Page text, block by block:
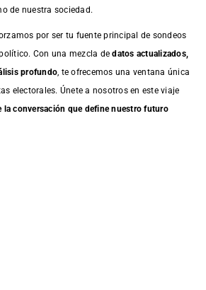
de nuestra sociedad.
por ser tu fuente principal de sondeos
Con una mezcla dedatos actualizados,
profundo , te ofrecemos una ventana única
electorales. Únete a nosotros en este viaje
la conversación que define nuestro futuro